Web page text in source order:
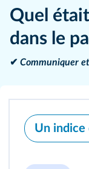
Quel
dans le
✔ Communiquer
Un indice